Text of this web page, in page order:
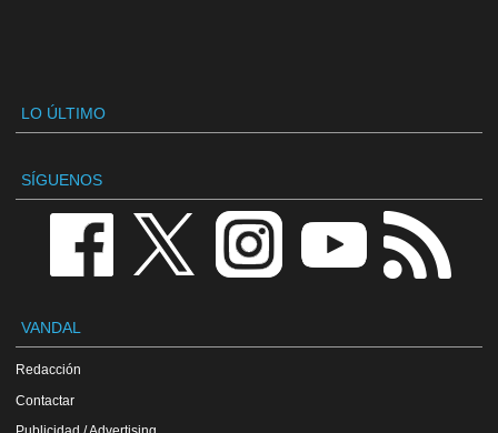
LO ÚLTIMO
SÍGUENOS
VANDAL
Redacción
Contactar